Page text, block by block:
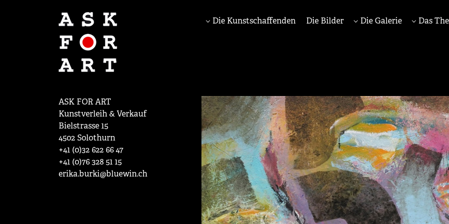
Die Kunstschaffenden Die Bilder Die Galerie Das
ASK FOR ART
Kunstverleih & Verkauf
Bielstrasse 15
4502 Solothurn
+41 (0)32 622 66 47
+41 (0)76 328 51 15
erika.burki@bluewin.ch